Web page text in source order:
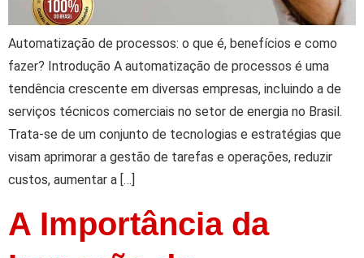
Automatização de processos: o que é, benefícios e como
fazer? Introdução A automatização de processos é uma
tendência crescente em diversas empresas, incluindo a de
serviços técnicos comerciais no setor de energia no Brasil.
Trata-se de um conjunto de tecnologias e estratégias que
visam aprimorar a gestão de tarefas e operações, reduzir
custos, aumentar a […]
A Importância da